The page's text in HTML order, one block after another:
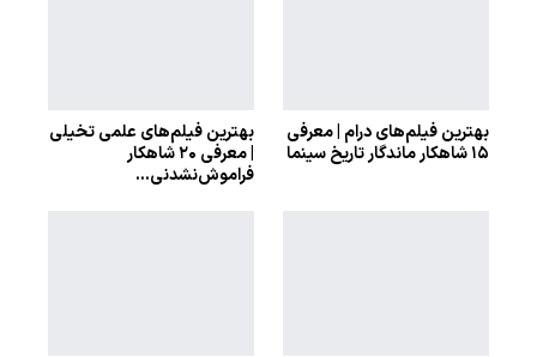
بهترین فیلم‌های درام | معرفی
۱۵ شاهکار ماندگار تاریخ سینما
بهترین فیلم‌های علمی تخیلی
| معرفی ۲۰ شاهکار
فراموش‌نشدنی…